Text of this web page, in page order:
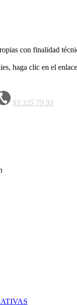
con finalidad
haga clic en el
93 325 79 93